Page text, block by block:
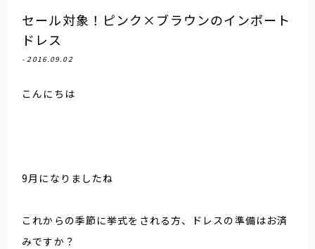
セール対象！ピンク×ブラウンのインポート
ドレス
- 2016.09.02
こんにちは
9月になりましたね
これからの季節に挙式をされる方、ドレスの準備はお済
みですか？